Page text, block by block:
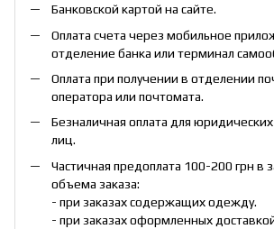
Банковской картой на сайте.
Оплата счета через мобильное
отделение банка или терминал
Оплата при получении в отделении
оператора или почтомата.
Безналичная оплата для
лиц.
Частичная предоплата 100-200 грн в
объема заказа:
- при заказах содержащих одежду.
- при заказах оформленных